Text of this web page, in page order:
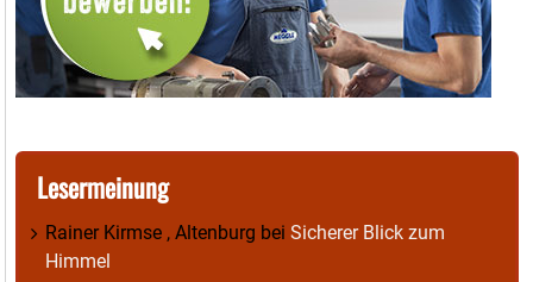
Lesermeinung
Rainer Kirmse , Altenburg bei Sicherer Blick zum
Himmel